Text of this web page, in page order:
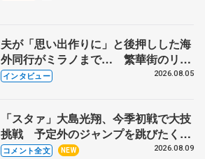
夫が「思い出作りに」と後押しした海
外同行がミラノまで… 繁華街のリン
クでは不良のお兄さんも味方に 小林
インタビュー 2026.08.05
「スタァ」大島光翔、今季初戦で大技
挑戦 予定外のジャンプを跳びたくな
った理由とは… 【関東サマートロフ
コメント全文 NEW 2026.08.09